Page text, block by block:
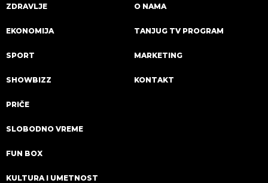
ZDRAVLJE
EKONOMIJA
SPORT
SHOWBIZZ
PRIČE
SLOBODNO VREME
FUN BOX
KULTURA I UMETNOST
O NAMA
TANJUG TV PROGRAM
MARKETING
KONTAKT